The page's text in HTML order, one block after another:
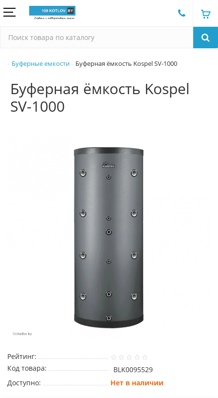
Буферные емкости Буферная ёмкость Kospel SV-1000
Буферная ёмкость Kospel
SV-1000
Рейтинг:
Код товара:
BLK0095529
Доступно:
Нет в наличии